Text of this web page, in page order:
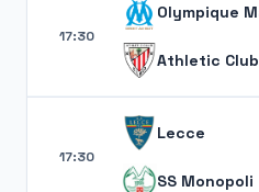
17:30
Olympique
Athletic Club
17:30
Lecce
SS Monopoli